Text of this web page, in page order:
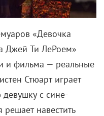
«Девочка
Джей Ти ЛеРоем»
и фильма — реальные
Стюарт играет
с сине-
навестить